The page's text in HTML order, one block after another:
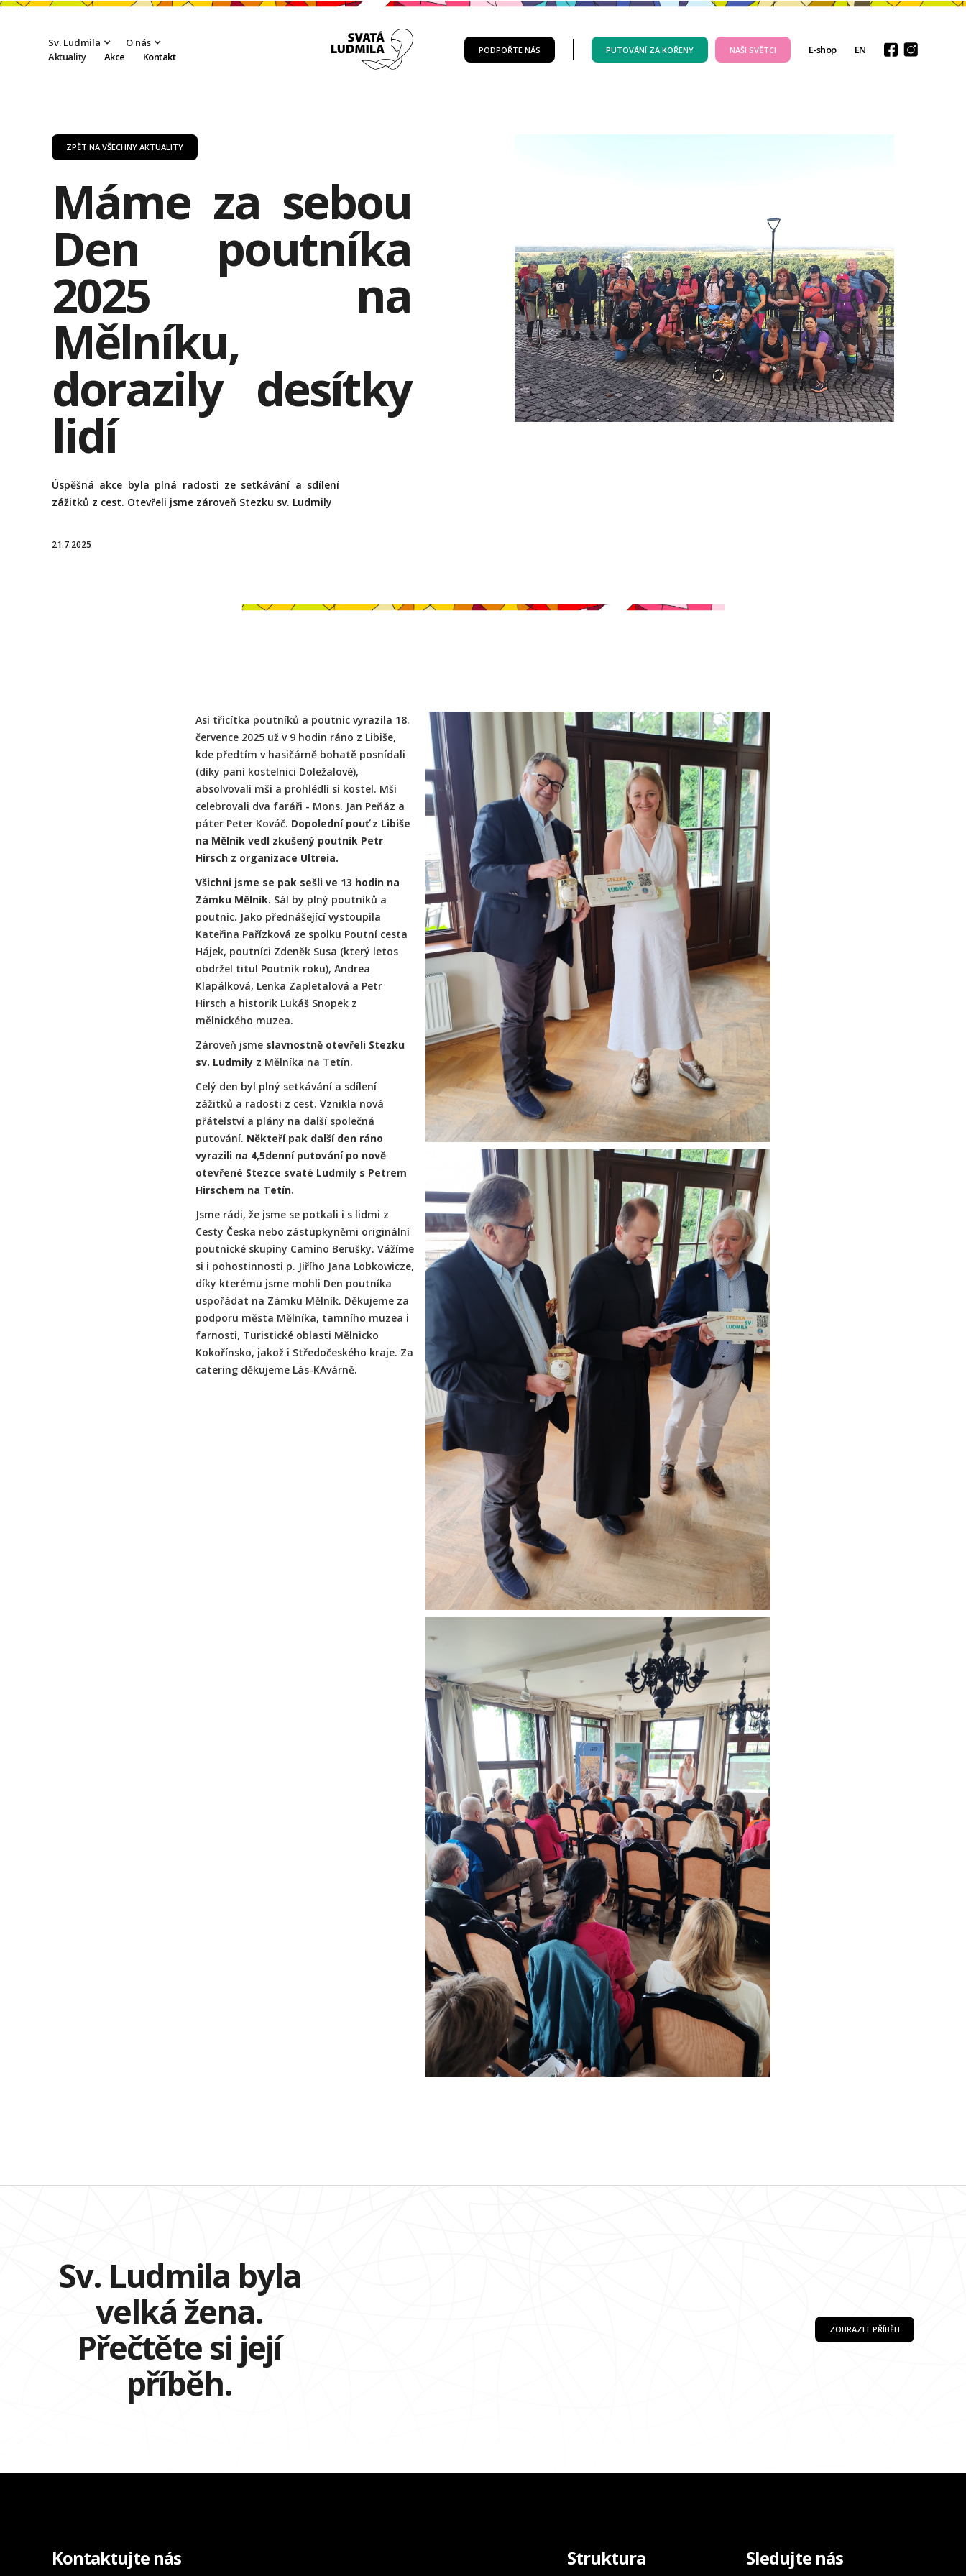
Sv. Ludmila
O nás
Aktuality
Akce Kontakt
PODPOŘTE NÁS PUTOVÁNÍ ZA KOŘENY NAŠI SVĚTCI E-shop EN
ZPĚT NA VŠECHNY AKTUALITY
Máme za sebou
Den poutníka
2025 na
Mělníku,
dorazily desítky
lidí
Úspěšná akce byla plná radosti ze setkávání a sdílení
zážitků z cest. Otevřeli jsme zároveň Stezku sv. Ludmily
21.7.2025
Asi třicítka poutníků a poutnic vyrazila 18.
července 2025 už v 9 hodin ráno z Libiše,
kde předtím v hasičárně bohatě posnídali
(díky paní kostelnici Doležalové),
absolvovali mši a prohlédli si kostel. Mši
celebrovali dva faráři - Mons. Jan Peňáz a
páter Peter Kováč. Dopolední pouť z Libiše
na Mělník vedl zkušený poutník Petr
Hirsch z organizace Ultreia.
Všichni jsme se pak sešli ve 13 hodin na
Zámku Mělník. Sál by plný poutníků a
poutnic. Jako přednášející vystoupila
Kateřina Pařízková ze spolku Poutní cesta
Hájek, poutníci Zdeněk Susa (který letos
obdržel titul Poutník roku), Andrea
Klapálková, Lenka Zapletalová a Petr
Hirsch a historik Lukáš Snopek z
mělnického muzea.
Zároveň jsme slavnostně otevřeli Stezku
sv. Ludmily z Mělníka na Tetín.
Celý den byl plný setkávání a sdílení
zážitků a radosti z cest. Vznikla nová
přátelství a plány na další společná
putování. Někteří pak další den ráno
vyrazili na 4,5denní putování po nově
otevřené Stezce svaté Ludmily s Petrem
Hirschem na Tetín.
Jsme rádi, že jsme se potkali i s lidmi z
Cesty Česka nebo zástupkyněmi originální
poutnické skupiny Camino Berušky. Vážíme
si i pohostinnosti p. Jiřího Jana Lobkowicze,
díky kterému jsme mohli Den poutníka
uspořádat na Zámku Mělník. Děkujeme za
podporu města Mělníka, tamního muzea i
farnosti, Turistické oblasti Mělnicko
Kokořínsko, jakož i Středočeského kraje. Za
catering děkujeme Lás-KAvárně.
Sv. Ludmila byla
velká žena.
Přečtěte si její
příběh.
ZOBRAZIT PŘÍBĚH
Kontaktujte nás Struktura Sledujte nás